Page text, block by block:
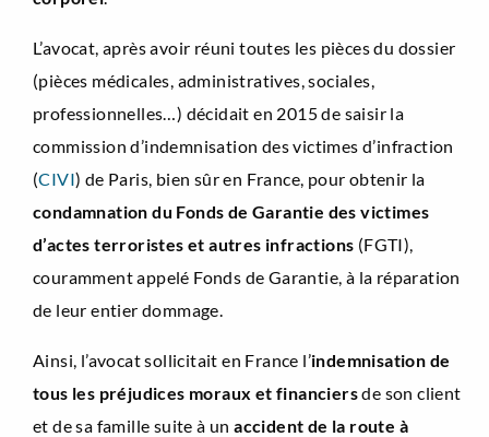
L’avocat, après avoir réuni toutes les pièces du dossier
(pièces médicales, administratives, sociales,
professionnelles…) décidait en 2015 de saisir la
commission d’indemnisation des victimes d’infraction
(CIVI) de Paris, bien sûr en France, pour obtenir la
condamnation du Fonds de Garantie des victimes
d’actes terroristes et autres infractions (FGTI),
couramment appelé Fonds de Garantie, à la réparation
de leur entier dommage.
Ainsi, l’avocat sollicitait en France l’indemnisation de
tous les préjudices moraux et financiersde son client
et de sa famille suite à unaccident de la route à